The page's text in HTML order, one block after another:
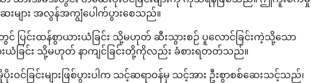
များ အလွန်အကျွံပေါက်ပွားစေသည်။
င်းထန်စွာယားယံခြင်း သို့မဟုတ် ဆီးသွားစဉ် ပူလောင်ခြင်းကဲ့သို့သော
ယံခြင်း သို့မဟုတ် နာကျင်ခြင်းတို့ကိုလည်း ခံစားရတတ်သည်။
ခြင်းများဖြစ်ပွားပါက သင့်ဆရာဝန်မှ သင့်အား ဦးစွာစစ်ဆေးသင့်သည်၊